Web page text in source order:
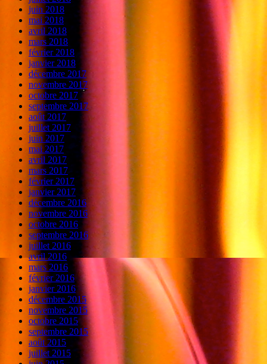
juin 2018
mai 2018
avril 2018
mars 2018
février 2018
janvier 2018
décembre 2017
novembre 2017
octobre 2017
septembre 2017
août 2017
juillet 2017
juin 2017
mai 2017
avril 2017
mars 2017
février 2017
janvier 2017
décembre 2016
novembre 2016
octobre 2016
septembre 2016
juillet 2016
avril 2016
mars 2016
février 2016
janvier 2016
décembre 2015
novembre 2015
octobre 2015
septembre 2015
août 2015
juillet 2015